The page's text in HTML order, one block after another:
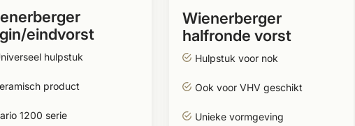
eindvorst
natuurrood
hulpstuk
product
1200 serie
Wienerberger
halfronde vorst
dubbele wel
Natuurrood
Hulpstuk voor nok
Ook voor VHV geschikt
Unieke vormgeving